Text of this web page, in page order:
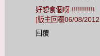
好想食個呀 !!!!!!!!!!!!
[版主回覆06/08/
回覆